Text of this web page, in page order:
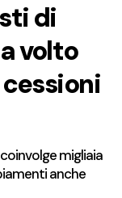
di
volto
migliaia
anche